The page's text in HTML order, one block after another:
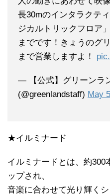
長30mのインタラクテ
ジカルトリックフロア
までです！きょうのグ
まで営業しますよ！
— 【公式】グリーンラ
(@greenlandstaff) May
★イルミナード
イルミナードとは、約300
ップされ、
音楽に合わせて光り輝くシ